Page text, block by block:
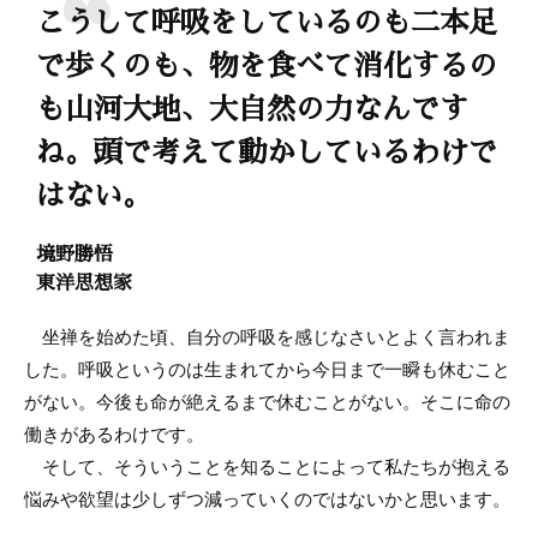
こうして呼吸をしているのも二本足
で歩くのも、物を食べて消化するの
も山河大地、大自然の力なんです
ね。頭で考えて動かしているわけで
はない。
境野勝悟
東洋思想家
坐禅を始めた頃、自分の呼吸を感じなさいとよく言われま
した。呼吸というのは生まれてから今日まで一瞬も休むこと
がない。今後も命が絶えるまで休むことがない。そこに命の
働きがあるわけです。
そして、そういうことを知ることによって私たちが抱える
悩みや欲望は少しずつ減っていくのではないかと思います。